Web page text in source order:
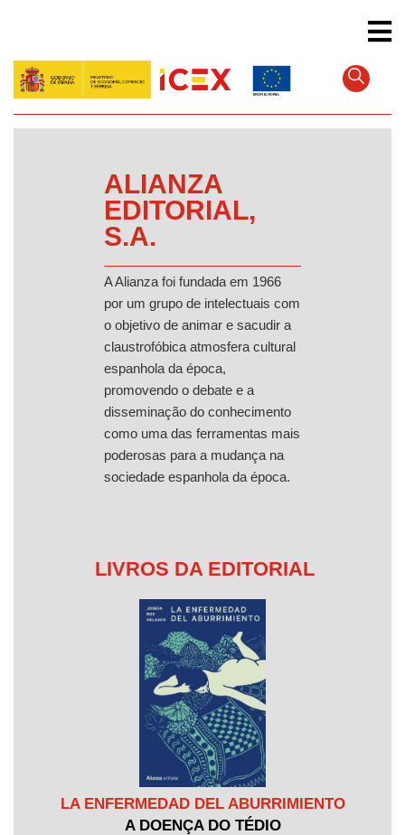
conteúdo
principal
ALIANZA
EDITORIAL,
S.A.
A Alianza foi fundada em 1966
por um grupo de intelectuais com
o objetivo de animar e sacudir a
claustrofóbica atmosfera cultural
espanhola da época,
promovendo o debate e a
disseminação do conhecimento
como uma das ferramentas mais
poderosas para a mudança na
sociedade espanhola da época.
LIVROS DA EDITORIAL
LA ENFERMEDAD DEL ABURRIMIENTO
A DOENÇA DO TÉDIO